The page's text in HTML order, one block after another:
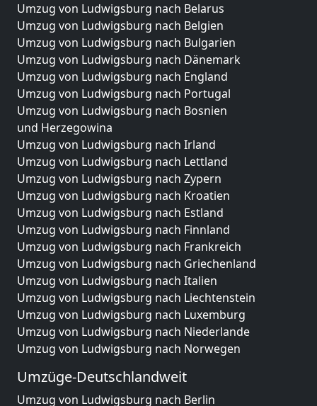
Umzug von Ludwigsburg nach Belarus
Umzug von Ludwigsburg nach Belgien
Umzug von Ludwigsburg nach Bulgarien
Umzug von Ludwigsburg nach Dänemark
Umzug von Ludwigsburg nach England
Umzug von Ludwigsburg nach Portugal
Umzug von Ludwigsburg nach Bosnien
und Herzegowina
Umzug von Ludwigsburg nach Irland
Umzug von Ludwigsburg nach Lettland
Umzug von Ludwigsburg nach Zypern
Umzug von Ludwigsburg nach Kroatien
Umzug von Ludwigsburg nach Estland
Umzug von Ludwigsburg nach Finnland
Umzug von Ludwigsburg nach Frankreich
Umzug von Ludwigsburg nach Griechenland
Umzug von Ludwigsburg nach Italien
Umzug von Ludwigsburg nach Liechtenstein
Umzug von Ludwigsburg nach Luxemburg
Umzug von Ludwigsburg nach Niederlande
Umzug von Ludwigsburg nach Norwegen
Umzüge-Deutschlandweit
Umzug von Ludwigsburg nach Berlin